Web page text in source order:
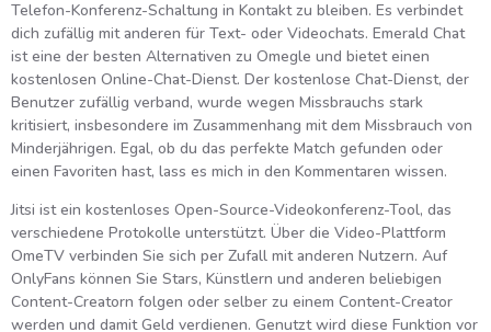
Telefon-Konferenz-Schaltung in Kontakt zu bleiben. Es verbindet
dich zufällig mit anderen für Text- oder Videochats. Emerald Chat
ist eine der besten Alternativen zu Omegle und bietet einen
kostenlosen Online-Chat-Dienst. Der kostenlose Chat-Dienst, der
Benutzer zufällig verband, wurde wegen Missbrauchs stark
kritisiert, insbesondere im Zusammenhang mit dem Missbrauch von
Minderjährigen. Egal, ob du das perfekte Match gefunden oder
einen Favoriten hast, lass es mich in den Kommentaren wissen.
Jitsi ist ein kostenloses Open-Source-Videokonferenz-Tool, das
verschiedene Protokolle unterstützt. Über die Video-Plattform
OmeTV verbinden Sie sich per Zufall mit anderen Nutzern. Auf
OnlyFans können Sie Stars, Künstlern und anderen beliebigen
Content-Creatorn folgen oder selber zu einem Content-Creator
werden und damit Geld verdienen. Genutzt wird diese Funktion vor